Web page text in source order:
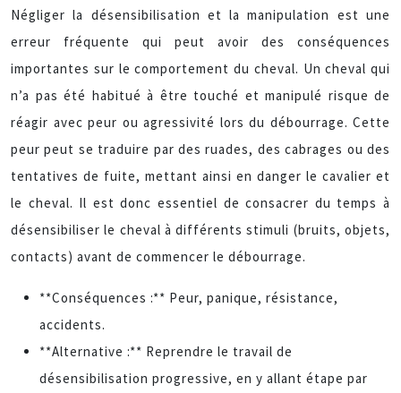
Négliger la désensibilisation et la manipulation est une
erreur fréquente qui peut avoir des conséquences
importantes sur le comportement du cheval. Un cheval qui
n’a pas été habitué à être touché et manipulé risque de
réagir avec peur ou agressivité lors du débourrage. Cette
peur peut se traduire par des ruades, des cabrages ou des
tentatives de fuite, mettant ainsi en danger le cavalier et
le cheval. Il est donc essentiel de consacrer du temps à
désensibiliser le cheval à différents stimuli (bruits, objets,
contacts) avant de commencer le débourrage.
**Conséquences :** Peur, panique, résistance,
accidents.
**Alternative :** Reprendre le travail de
désensibilisation progressive, en y allant étape par